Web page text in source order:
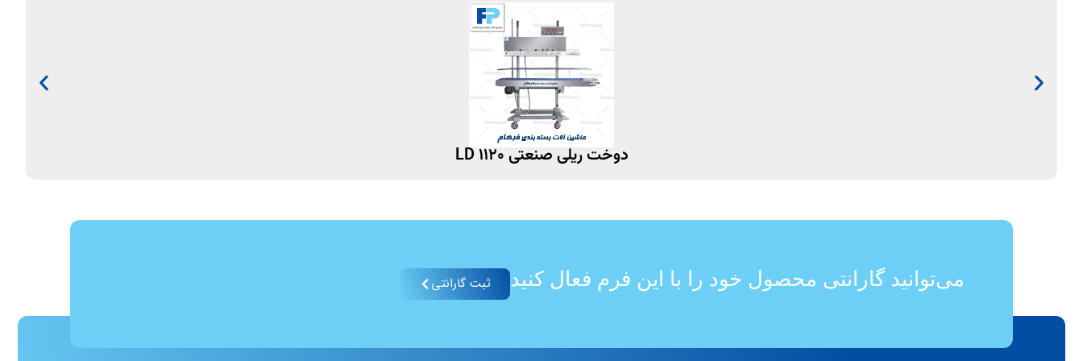
دوخت ریلی صنعتی LD 1120
می‌توانید گارانتی محصول خود را با این فرم فعال کنید ثبت گارانتی